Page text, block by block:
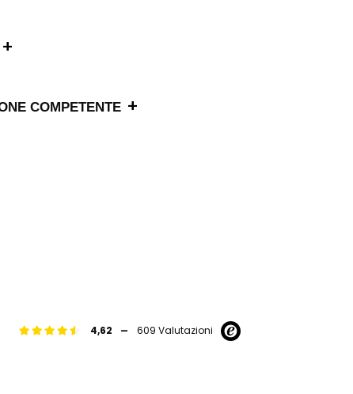
+
COMPETENTE +
4,62 - 609 Valutazioni